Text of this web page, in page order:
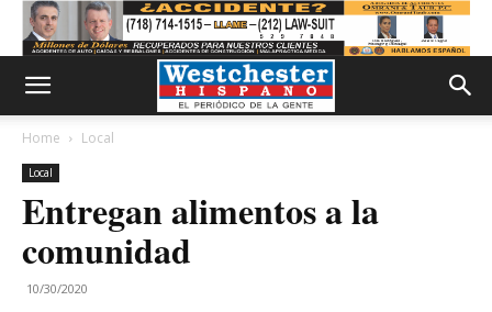
Home Local
Local
Entregan alimentos a la
comunidad
10/30/2020